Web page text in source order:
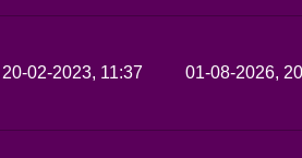
20-02-2023, 11:37
01-08-2026,